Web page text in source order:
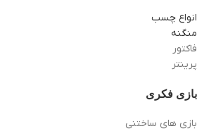
انواع چسب
منگنه
فاکتور
پرینتر
بازی فکری
بازی های ساختنی